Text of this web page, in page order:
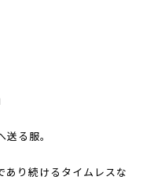
る服。
あり続けるタイムレスな